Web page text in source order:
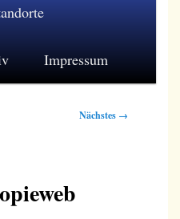
Impressum
Nächstes →